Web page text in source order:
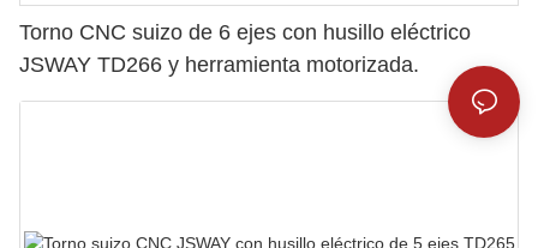
Torno CNC suizo de 6 ejes con husillo eléctrico
JSWAY TD266 y herramienta motorizada.